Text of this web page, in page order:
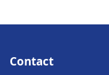
Contact